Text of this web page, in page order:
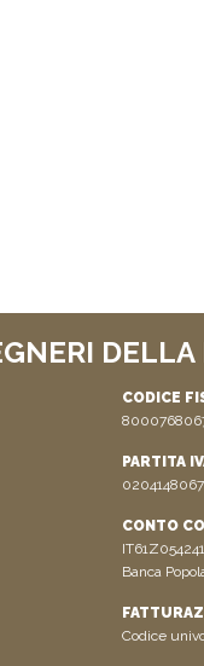
CODICE
PARTITA
CONTO
Banca
Codice